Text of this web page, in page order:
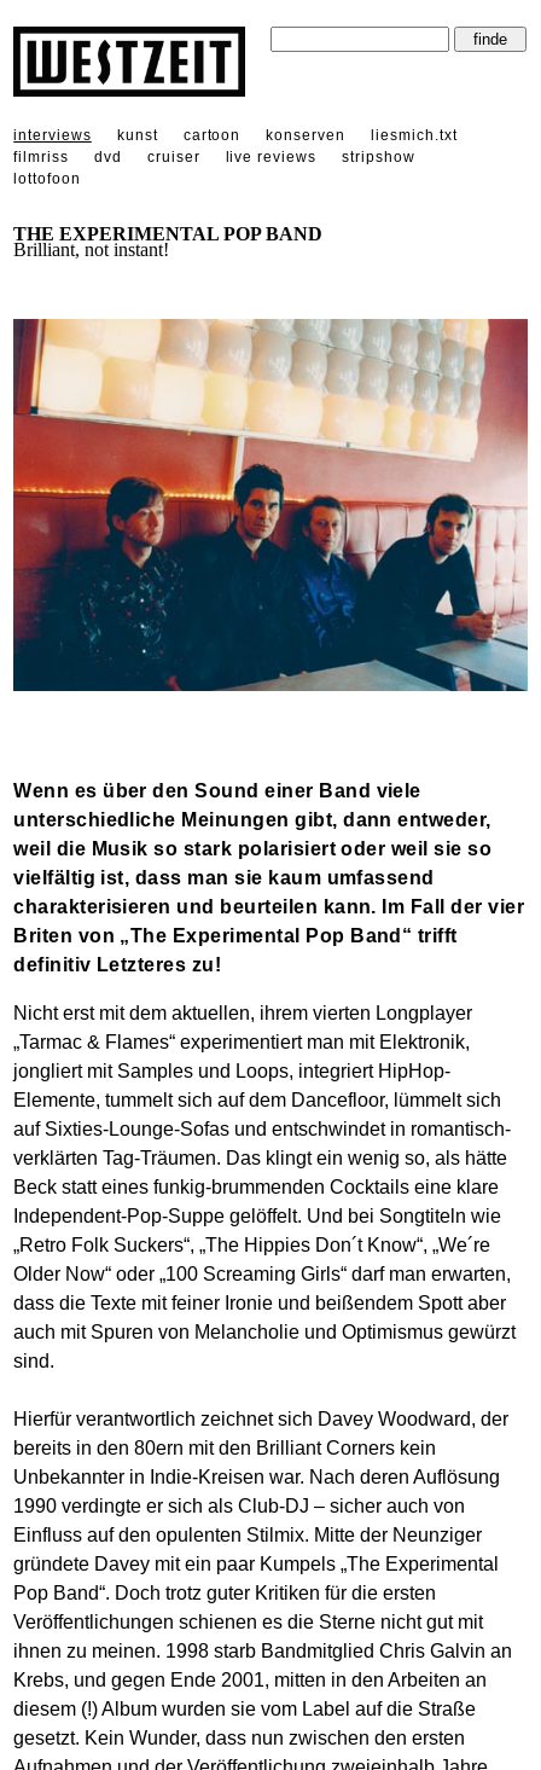
interviews kunst cartoon konserven
liesmich.txt
filmriss
dvd cruiser live reviews
stripshow
lottofoon
THE EXPERIMENTAL POP BAND
Brilliant, not instant!
Wenn es über den Sound einer Band viele
unterschiedliche Meinungen gibt, dann entweder,
weil die Musik so stark polarisiert oder weil sie so
vielfältig ist, dass man sie kaum umfassend
charakterisieren und beurteilen kann. Im Fall der vier
Briten von „The Experimental Pop Band“ trifft
definitiv Letzteres zu!
Nicht erst mit dem aktuellen, ihrem vierten Longplayer
„Tarmac & Flames“ experimentiert man mit Elektronik,
jongliert mit Samples und Loops, integriert HipHop-
Elemente, tummelt sich auf dem Dancefloor, lümmelt sich
auf Sixties-Lounge-Sofas und entschwindet in romantisch-
verklärten Tag-Träumen. Das klingt ein wenig so, als hätte
Beck statt eines funkig-brummenden Cocktails eine klare
Independent-Pop-Suppe gelöffelt. Und bei Songtiteln wie
„Retro Folk Suckers“, „The Hippies Don´t Know“, „We´re
Older Now“ oder „100 Screaming Girls“ darf man erwarten,
dass die Texte mit feiner Ironie und beißendem Spott aber
auch mit Spuren von Melancholie und Optimismus gewürzt
sind.
Hierfür verantwortlich zeichnet sich Davey Woodward, der
bereits in den 80ern mit den Brilliant Corners kein
Unbekannter in Indie-Kreisen war. Nach deren Auflösung
1990 verdingte er sich als Club-DJ – sicher auch von
Einfluss auf den opulenten Stilmix. Mitte der Neunziger
gründete Davey mit ein paar Kumpels „The Experimental
Pop Band“. Doch trotz guter Kritiken für die ersten
Veröffentlichungen schienen es die Sterne nicht gut mit
ihnen zu meinen. 1998 starb Bandmitglied Chris Galvin an
Krebs, und gegen Ende 2001, mitten in den Arbeiten an
diesem (!) Album wurden sie vom Label auf die Straße
gesetzt. Kein Wunder, dass nun zwischen den ersten